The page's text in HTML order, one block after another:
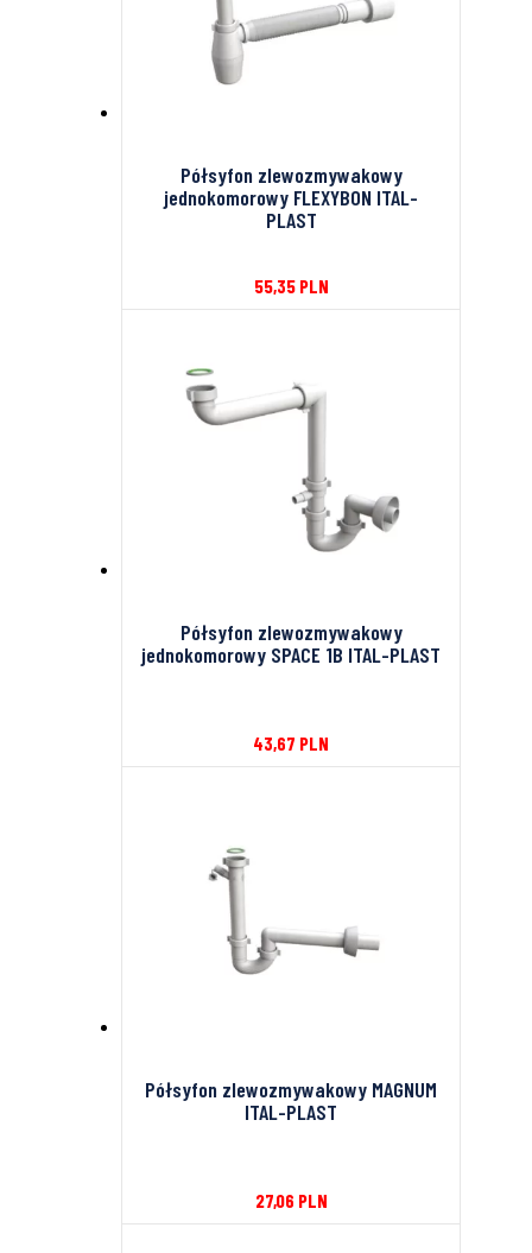
Półsyfon zlewozmywakowy
jednokomorowy FLEXYBON ITAL-
PLAST
55,35 PLN
Półsyfon zlewozmywakowy
jednokomorowy SPACE 1B ITAL-PLAST
43,67 PLN
Półsyfon zlewozmywakowy MAGNUM
ITAL-PLAST
27,06 PLN